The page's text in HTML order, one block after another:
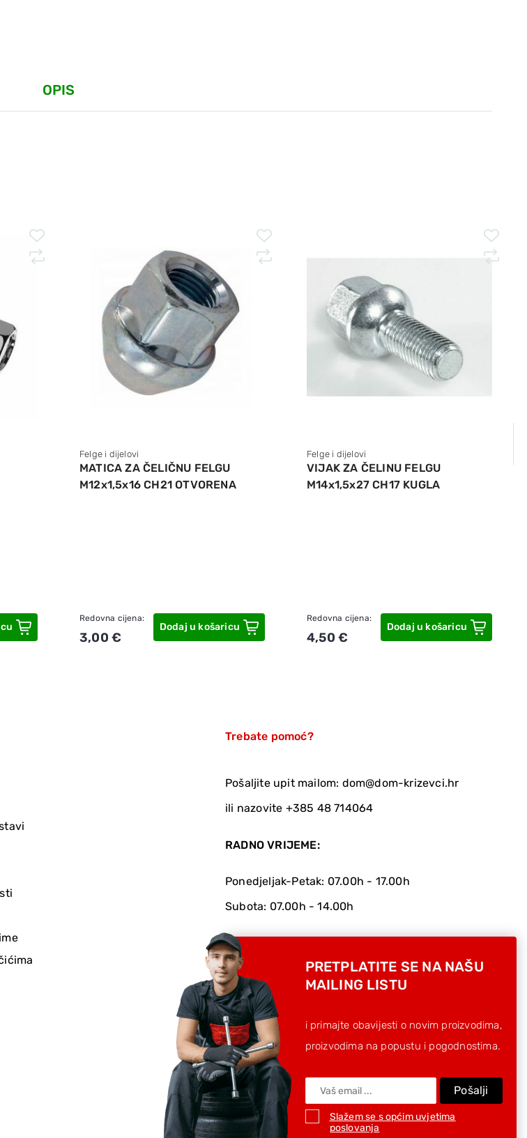
OPIS
Felge i dijelovi
MATICA ZA ČELIČNU FELGU
M12x1,5x16 CH21 OTVORENA
Redovna cijena:
3,00 €
Dodaj u košaricu
Felge i dijelovi
VIJAK ZA ČELINU FELGU
M14x1,5x27 CH17 KUGLA
Redovna cijena:
4,50 €
Dodaj u košaricu
Trebate pomoć?
Pošaljite upit mailom: dom@dom-krizevci.hr
ili nazovite +385 48 714064
RADNO VRIJEME:
Ponedjeljak-Petak: 07.00h - 17.00h
Subota: 07.00h - 14.00h
PRETPLATITE SE NA NAŠU
MAILING LISTU
i primajte obavijesti o novim proizvodima,
proizvodima na popustu i pogodnostima.
Pošalji
Slažem se s općim uvjetima
poslovanja